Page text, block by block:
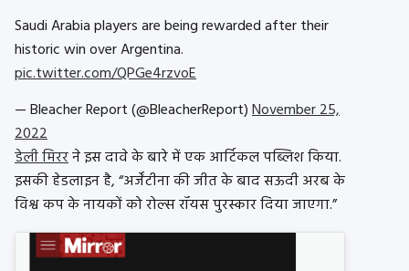
Saudi Arabia players are being rewarded after their
historic win over Argentina.
pic.twitter.com/QPGe4rzvoE
— Bleacher Report (@BleacherReport)November 25,
2022
डेली मिररने इस दावे के बारे में एक आर्टिकल पब्लिश किया.
इसकी हेडलाइन है, “अर्जेंटीना की जीत के बाद सऊदी अरब के
विश्व कप के नायकों को रोल्स रॉयस पुरस्कार दिया जाएगा.”